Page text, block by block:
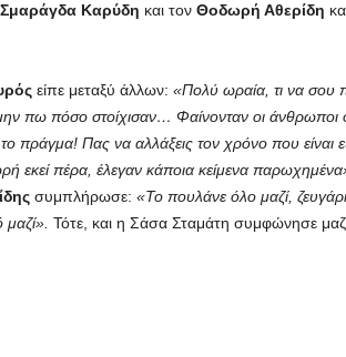
Σμαράγδα Καρύδη και τονΘοδωρή Αθερίδη
είπε μεταξύ άλλων: «Πολύ ωραία, τι να σου
πω πόσο στοίχισαν… Φαίνονταν οι άνθρωποι
πράγμα! Πας να αλλάξεις τον χρόνο που είναι
εκεί πέρα, έλεγαν κάποια κείμενα
συμπλήρωσε: «Το πουλάνε όλο μαζί,
Τότε, και η Σάσα Σταμάτη συμφώνησε